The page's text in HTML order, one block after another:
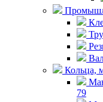
Кольца,
79